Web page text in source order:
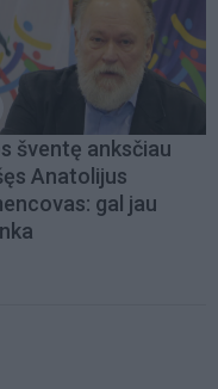
šventę anksčiau
Anatolijus
gal jau